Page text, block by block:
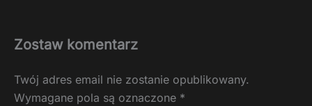
Zostaw komentarz
Twój adres email nie zostanie opublikowany.
Wymagane pola są oznaczone *